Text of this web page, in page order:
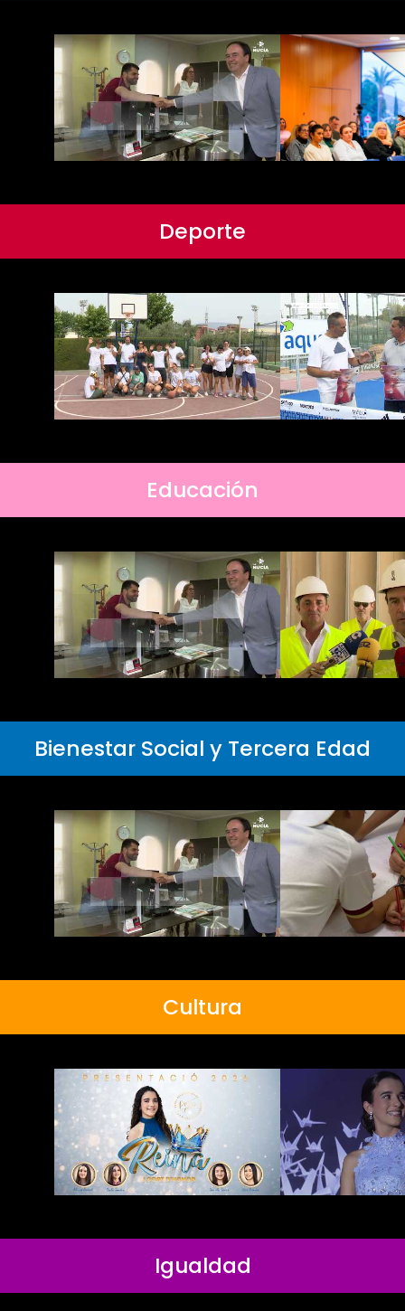
Deporte
Educación
Bienestar Social y Tercera Edad
Cultura
Igualdad